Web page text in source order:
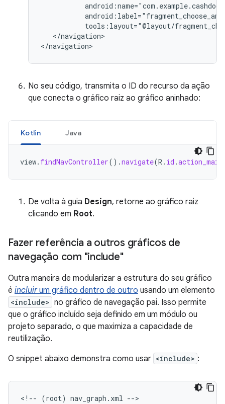
tools:layout="@layout/
</navigation>
No seu código, transmita o ID do recurso da ação
que conecta o gráfico raiz ao gráfico aninhado:
Kotlin Java
view. findNavController().navigate(R . id .
De volta à guia Design, retorne ao gráfico raiz
clicando em Root.
Fazer referência a outros gráficos de
navegação com "include"
Outra maneira de modularizar a estrutura do seu gráfico
é incluirum gráfico dentro de outro usando um elemento
<include> no gráfico de navegação pai. Isso permite
que o gráfico incluído seja definido em um módulo ou
projeto separado, o que maximiza a capacidade de
reutilização.
O snippet abaixo demonstra como usar <include> :
<!-- (root) nav_graph.xml -->